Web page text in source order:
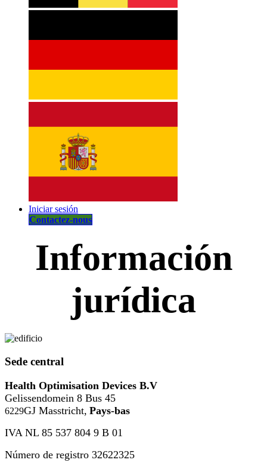
Iniciar sesión
Contactez-nous
Información
jurídica
Sede central
Health Optimisation Devices B.V
Gelissendomein 8 Bus 45
6229GJ Masstricht, Pays-bas
IVA NL 85 537 804 9 B 01
Número de registro 32622325